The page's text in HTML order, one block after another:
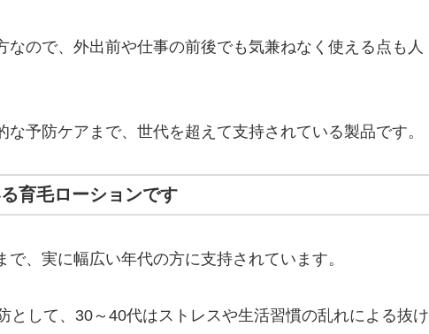
ので、外出前や仕事の前後でも気兼ねなく使える点も人
予防ケアまで、世代を超えて支持されている製品です。
育毛ローションです
、実に幅広い年代の方に支持されています。
として、30～40代はストレスや生活習慣の乱れによる抜け